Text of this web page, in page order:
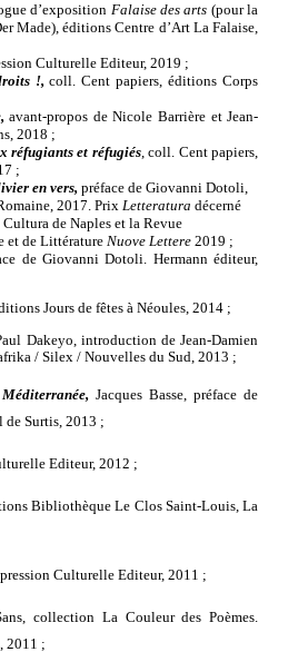
d’exposition Falaise des arts (pour la
Made),éditionsCentre d’Art La Falaise,
Culturelle Editeur, 2019 ;
!,coll. Cent papiers, éditions Corps
avant-propos de Nicole Barrière et Jean-
2018 ;
réfugiants et réfugiés, coll. Cent papiers,
;
en vers, préface de Giovanni Dotoli,
2017. Prix Letteratura décerné
de Naples et la Revue
et de Littérature Nuove Lettere2019 ;
de Giovanni Dotoli. Hermann éditeur,
Jours de fêtes à Néoules, 2014 ;
Dakeyo, introduction de Jean-Damien
/ Silex / Nouvelles du Sud, 2013 ;
Jacques Basse, préface de
de Surtis, 2013 ;
Editeur, 2012 ;
Bibliothèque Le Clos Saint-Louis, La
Culturelle Editeur, 2011 ;
collection La Couleur des Poèmes.
2011 ;